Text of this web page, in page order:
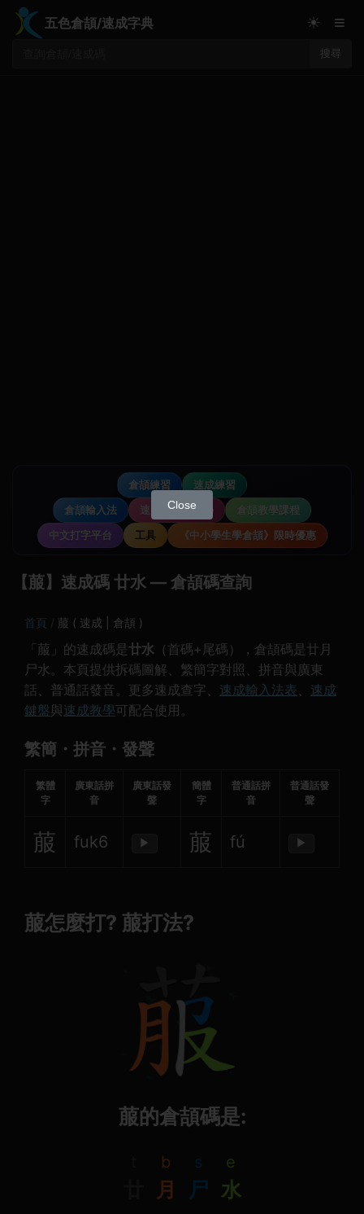
五色倉頡/速成字典
搜尋
☀ ≡
倉頡練習
速成練習
倉頡輸入法
速成輸入法教學
倉頡教學課程
中文打字平台
工具 《中小學生學倉頡》限時優惠
【菔】速成碼 廿水 — 倉頡碼查詢
首頁 菔 ( 速成 | 倉頡 )
「菔」的速成碼是 廿水 （首碼+尾碼），倉頡碼是廿月
尸水。本頁提供拆碼圖解、繁簡字對照、拼音與廣東
話、普通話發音。更多速成查字、 速成輸入法表、 速成
鍵盤與速成教學可配合使用。
繁簡・拼音・發聲
繁體
字
廣東話拼
音
廣東話發
聲
簡體
字
普通話拼
音
普通話發
聲
菔 fuk6 ▶ 菔 fú ▶
菔怎麼打? 菔打法?
菔的倉頡碼是:
b
月
s
尸
e
水
Close